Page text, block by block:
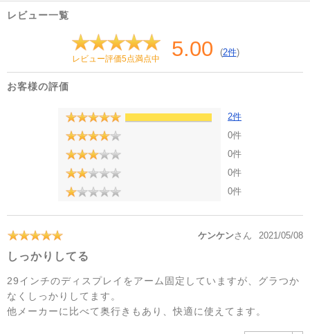
レビュー一覧
レビュー評価5点満点中 5.00 (2件)
お客様の評価
2件
0件
0件
0件
0件
ケンケンさん 2021/05/08
しっかりしてる
29インチのディスプレイをアーム固定していますが、グラつか
なくしっかりしてます。
他メーカーに比べて奥行きもあり、快適に使えてます。